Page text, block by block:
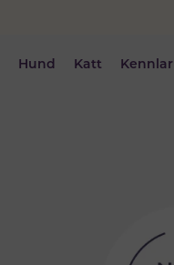
Hund Katt Kennlar